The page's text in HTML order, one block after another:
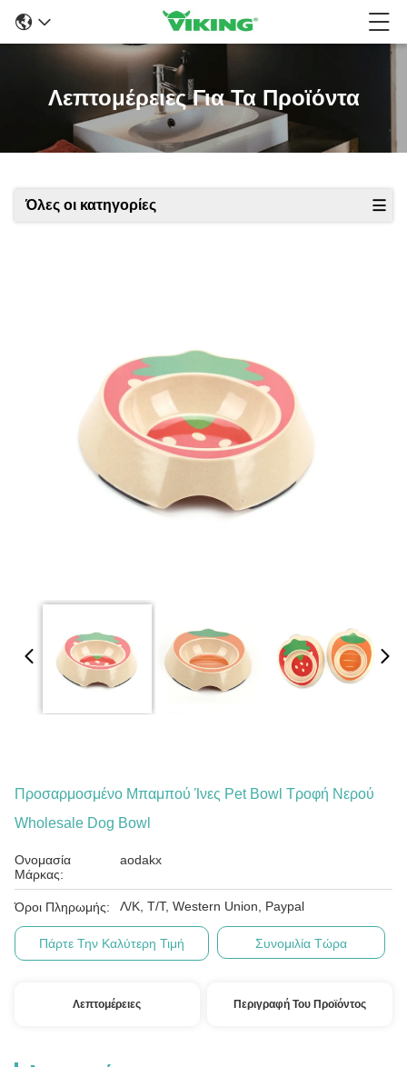
Λεπτομέρειες Για Τα Προϊόντα
Όλες οι κατηγορίες
Προσαρμοσμένο Μπαμπού Ίνες Pet Bowl Τροφή Νερού
Wholesale Dog Bowl
Ονομασία
Μάρκας:
aodakx
Όροι Πληρωμής: Λ/Κ, Τ/Τ, Western Union, Paypal
Πάρτε Την Καλύτερη Τιμή Συνομιλία Τώρα
Λεπτομέρειες Περιγραφή Του Προϊόντος